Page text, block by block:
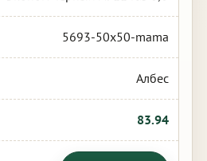
5693-50x50-mama
Албес
83.94